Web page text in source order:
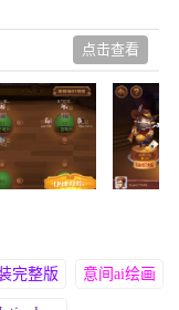
，高度重视数据安
游戏信息齐全。
众喜爱。各种游戏模
手。紧张刺激的节奏
乐趣。
社交互动!双倍游戏
点击查看
完整版 意间ai绘画